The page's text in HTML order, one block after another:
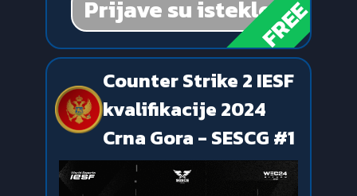
Prijave su istekleFREE
Counter Strike 2 IESF
kvalifikacije 2024
Crna Gora - SESCG #1